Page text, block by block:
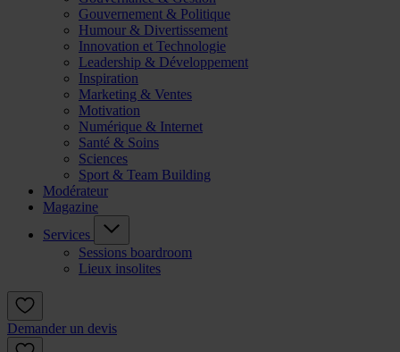
Gouvernement & Politique
Humour & Divertissement
Innovation et Technologie
Leadership & Développement
Inspiration
Marketing & Ventes
Motivation
Numérique & Internet
Santé & Soins
Sciences
Sport & Team Building
Modérateur
Magazine
Services
Sessions boardroom
Lieux insolites
Demander un devis